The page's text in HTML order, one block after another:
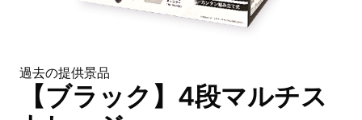
過去の提供景品
【ブラック】4段マルチス